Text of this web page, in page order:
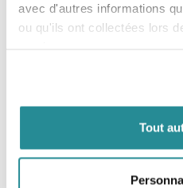
avec d'autres informations
ou qu'ils ont collectées lors
Tout